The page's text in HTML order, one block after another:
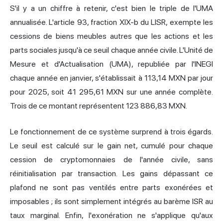
S'il y a un chiffre à retenir, c'est bien le triple de l'UMA
annualisée. L'article 93, fraction XIX-b du LISR, exempte les
cessions de biens meubles autres que les actions et les
parts sociales jusqu'à ce seuil chaque année civile. L'Unité de
Mesure et d'Actualisation (UMA), republiée par l'INEGI
chaque année en janvier, s'établissait à 113,14 MXN par jour
pour 2025, soit 41 295,61 MXN sur une année complète.
Trois de ce montant représentent 123 886,83 MXN.
Le fonctionnement de ce système surprend à trois égards.
Le seuil est calculé sur le gain net, cumulé pour chaque
cession de cryptomonnaies de l'année civile, sans
réinitialisation par transaction. Les gains dépassant ce
plafond ne sont pas ventilés entre parts exonérées et
imposables ; ils sont simplement intégrés au barème ISR au
taux marginal. Enfin, l'exonération ne s'applique qu'aux